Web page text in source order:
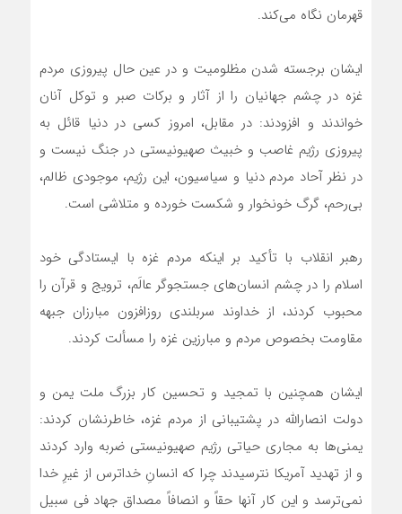
قهرمان نگاه می‌کند.
ایشان برجسته شدن مظلومیت و در عین حال پیروزی مردم
غزه در چشم جهانیان را از آثار و برکات صبر و توکل آنان
خواندند و افزودند: در مقابل، امروز کسی در دنیا قائل به
پیروزی رژیم غاصب و خبیث صهیونیستی در جنگ نیست و
در نظر آحاد مردم دنیا و سیاسیون، این رژیم، موجودی ظالم،
بی‌رحم‌، گرگ خونخوار و شکست خورده و متلاشی است.
رهبر انقلاب با تأکید بر اینکه مردم غزه با ایستادگی خود
اسلام را در چشم انسان‌های جستجوگر عالَم، ترویج و قرآن را
محبوب کردند، از خداوند سربلندی روزافزون مبارزان جبهه
مقاومت بخصوص مردم و مبارزین غزه را مسألت کردند.
ایشان همچنین با تمجید و تحسین کار بزرگ ملت یمن و
دولت انصارالله در پشتیبانی از مردم غزه، خاطرنشان کردند:
یمنی‌ها به مجاری حیاتی رژیم صهیونیستی ضربه وارد کردند
و از تهدید آمریکا نترسیدند چرا که انسانِ خداترس از غیرِ خدا
نمی‌ترسد و این کار آنها حقاً و انصافاً مصداق جهاد فی سبیل